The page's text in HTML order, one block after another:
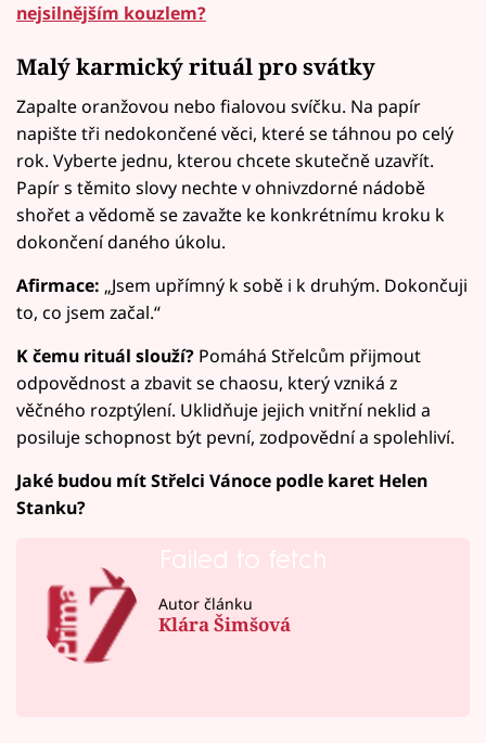
nejsilnějším kouzlem?
Malý karmický rituál pro svátky
Zapalte oranžovou nebo fialovou svíčku. Na papír
napište tři nedokončené věci, které se táhnou po celý
rok. Vyberte jednu, kterou chcete skutečně uzavřít.
Papír s těmito slovy nechte v ohnivzdorné nádobě
shořet a vědomě se zavažte ke konkrétnímu kroku k
dokončení daného úkolu.
Afirmace: „Jsem upřímný k sobě i k druhým. Dokončuji
to, co jsem začal.“
K čemu rituál slouží? Pomáhá Střelcům přijmout
odpovědnost a zbavit se chaosu, který vzniká z
věčného rozptýlení. Uklidňuje jejich vnitřní neklid a
posiluje schopnost být pevní, zodpovědní a spolehliví.
Jaké budou mít Střelci Vánoce podle karet Helen
Stanku?
Failed to fetch
Autor článku
Klára Šimšová